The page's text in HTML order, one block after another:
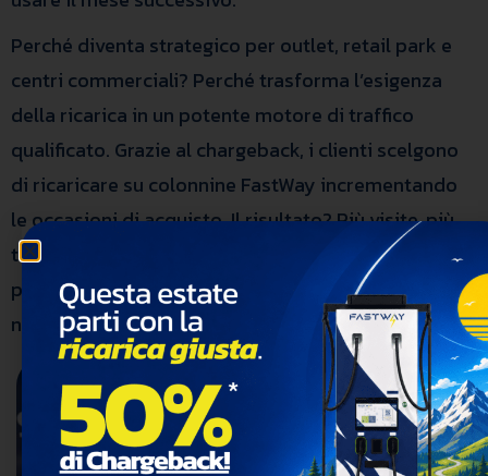
Perché diventa strategico per outlet, retail park e
centri commerciali? Perché trasforma l’esigenza
della ricarica in un potente motore di traffico
qualificato. Grazie al chargeback, i clienti scelgono
di ricaricare su colonnine FastWay incrementando
le occasioni di acquisto. Il risultato? Più visite, più
tempo speso nella zona commerciale e un legame
più forte tra cliente e brand, integrando la ricarica
nell’esperienza di shopping.